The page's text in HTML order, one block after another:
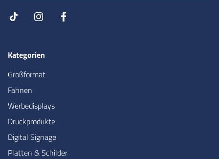
Kategorien
Großformat
Fahnen
Werbedisplays
Druckprodukte
Digital Signage
Platten & Schilder